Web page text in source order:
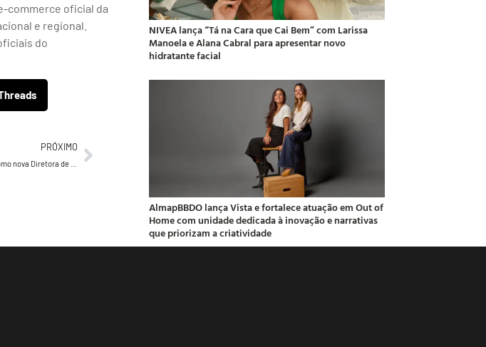
commerce oficial da
e regional.
do
PRÓXIMO
NIVEA lança “Tá na Cara que Cai Bem” com Larissa
Manoela e Alana Cabral para apresentar novo
hidratante facial
AlmapBBDO lança Vista e fortalece atuação em Out of
Home com unidade dedicada à inovação e narrativas
que priorizam a criatividade